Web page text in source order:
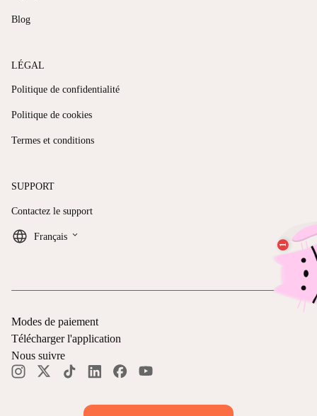
Blog
LÉGAL
Politique de confidentialité
Politique de cookies
Termes et conditions
SUPPORT
Contactez le support
Français keyboard_arrow_down
Modes de paiement
Télécharger l'application
Nous suivre